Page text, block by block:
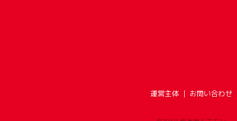
運営主体 ｜ お問い合わせ